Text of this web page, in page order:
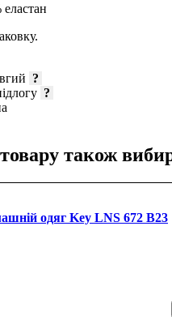
?
?
також
одяг Key LNS 672 B23